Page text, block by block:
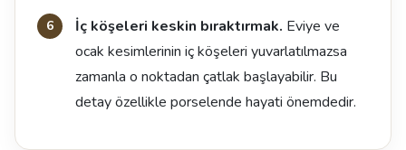
İç köşeleri keskin bıraktırmak. Eviye ve
ocak kesimlerinin iç köşeleri yuvarlatılmazsa
zamanla o noktadan çatlak başlayabilir. Bu
detay özellikle porselende hayati önemdedir.